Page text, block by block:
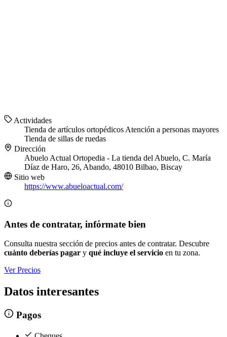
Actividades
Tienda de artículos ortopédicos Atención a personas mayores
Tienda de sillas de ruedas
Dirección
Abuelo Actual Ortopedia - La tienda del Abuelo, C. María
Díaz de Haro, 26, Abando, 48010 Bilbao, Biscay
Sitio web
https://www.abueloactual.com/
Antes de contratar, infórmate bien
Consulta nuestra sección de precios antes de contratar. Descubre
cuánto deberías pagar y qué incluye el servicio en tu zona.
Ver Precios
Datos interesantes
Pagos